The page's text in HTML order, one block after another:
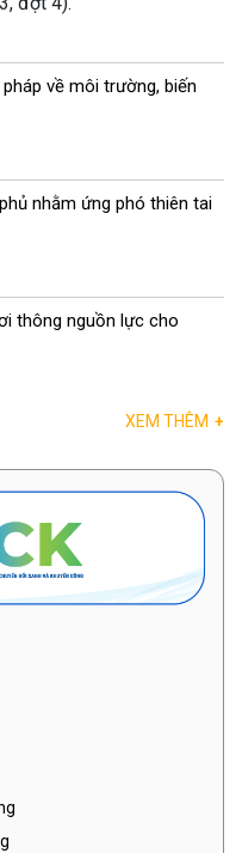
về môi trường, biến
nhằm ứng phó thiên tai
thông nguồn lực cho
XEM THÊM +